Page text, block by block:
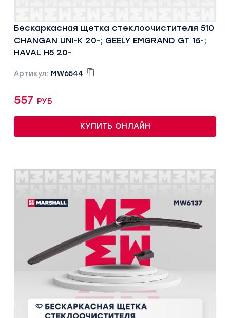
Бескаркасная щетка стеклоочистителя 510
CHANGAN UNI-K 20-; GEELY EMGRAND GT 15-;
HAVAL H5 20-
Артикул: MW6544
557 руб
КУПИТЬ ОНЛАЙН